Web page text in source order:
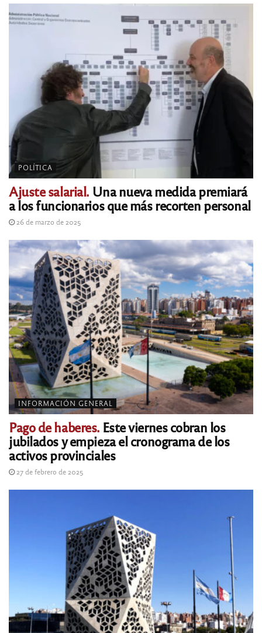
POLÍTICA
Ajuste salarial.Una nueva medida premiará
a los funcionarios que más recorten personal
26 de marzo de 2025
INFORMACIÓN GENERAL
Pago de haberes.Este viernes cobran los
jubilados y empieza el cronograma de los
activos provinciales
27 de febrero de 2025